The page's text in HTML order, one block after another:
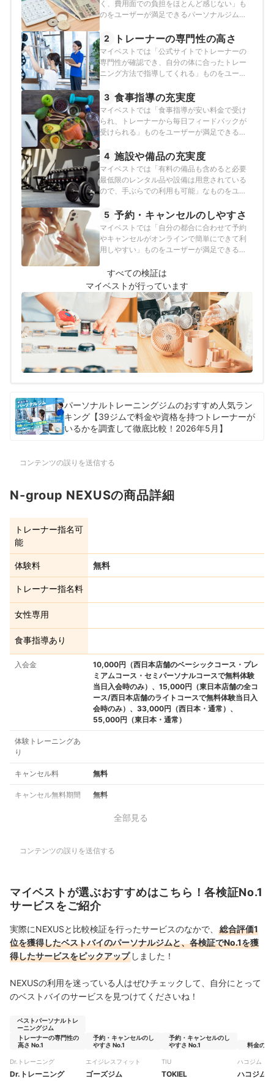
く、費用面での負担をほとんど感じない」も
のをユーザーが満足できるパーソナルジムと
回・1回あたり60分のトレーニング）利用時の
料金の安さと定めて以下の方法で検証を行い
ました。2026年5月6日時点の情報をもとに検
証を行なっています。
2 トレーナーの専門性の高さ
マイベストでは「公式サイトでトレーナーの
専門性が確認でき、自分の体に合ったトレー
ニング方法で指導してくれる」ものをユーザ
準をトレーナーの保有資格の記載の有無と内
容と定めて以下の方法で検証を行いました。
2026年1月16日時点の情報をもとに検証を行
なっています。
3 食事指導の充実度
マイベストでは「食事指導が安い料金で受け
られ、トレーナーから毎日フィードバックが
受けられる」ものをユーザーが満足できるパ
金の安さ・専門性の高さ・利用できる頻度の
高さと定めて以下の方法で検証を行いまし
た。2026年1月16日時点の情報をもとに検証
を行なっています。
4 施設や備品の充実度
マイベストでは「有料の備品も含めると必要
最低限のレンタル品や設備は用意されている
ので、手ぶらでの利用も可能」なものをユー
基準を利用可能な備品・設備と定めて以下の
方法で検証を行いました。2026年1月16日時
点の情報をもとに検証を行なっています。
5 予約・キャンセルのしやすさ
マイベストでは「自分の都合に合わせて予約
やキャンセルがオンラインで簡単にできて利
用しやすい」ものをユーザーが満足できるパ
ャンセル無料期間と定めて以下の方法で検証
を行いました。2026年1月16日時点の情報を
もとに検証を行なっています。
すべての検証は
マイベストが行っています
パーソナルトレーニングジムのおすすめ人気ラン
キング【39ジムで料金や資格を持つトレーナーが
いるかを調査して徹底比較！2026年5月】
コンテンツの誤りを送信する
N-group NEXUSの商品詳細
トレーナー指名可
能
体験料 無料
トレーナー指名料
女性専用
食事指導あり
入会金
10,000円（西日本店舗のベーシックコース・プレ
ミアムコース・セミパーソナルコースで無料体験
当日入会時のみ）、15,000円（東日本店舗の全コ
ース/西日本店舗のライトコースで無料体験当日入
会時のみ）、33,000円（西日本・通常）、
55,000円（東日本・通常）
体験トレーニングあ
り
キャンセル料 無料
キャンセル無料期間 無料
全部見る
コンテンツの誤りを送信する
マイベストが選ぶおすすめはこちら！各検証No.1
サービスをご紹介
実際にNEXUSと比較検証を行ったサービスのなかで、
総合評価1
位を獲得したベストバイのパーソナルジムと、各検証でNo.1を獲
得したサービスをピックアップ しました！
NEXUSの利用を迷っている人はぜひチェックして、自分にとって
のベストバイのサービスを見つけてくださいね！
ベストパーソナルトレ
ーニングジム
トレーナーの専門性の
高さ No.1
Dr.トレーニング
Dr.トレーニング
予約・キャンセルのし
やすさ No.1
エイジレスフィット
ゴーズジム
予約・キャンセルのし
やすさ No.1
TIU
TOKIEL
料金の安
ハコジム
ハコジム